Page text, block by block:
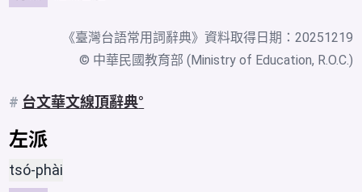
《臺灣台語常用詞辭典》資料取得日期：20251219
© 中華民國教育部 (Ministry of Education, R.O.C.)
# 台文華文線頂辭典
左派
tsó-phài